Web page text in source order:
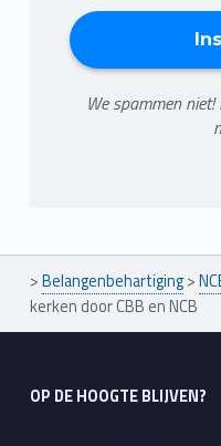
We spammen
>Belangenbehartiging>
kerken door CBB en NCB
OP DE HOOGTE BLIJVEN?